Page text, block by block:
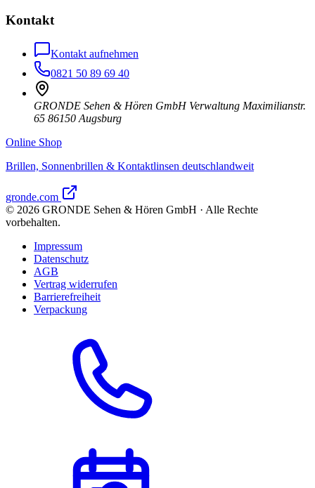
Kontakt
Kontakt aufnehmen
0821 50 89 69 40
GRONDE Sehen & Hören GmbH Verwaltung Maximilianstr.
65 86150 Augsburg
Online Shop
Brillen, Sonnenbrillen & Kontaktlinsen deutschlandweit
gronde.com
© 2026 GRONDE Sehen & Hören GmbH · Alle Rechte
vorbehalten.
Impressum
Datenschutz
AGB
Vertrag widerrufen
Barrierefreiheit
Verpackung